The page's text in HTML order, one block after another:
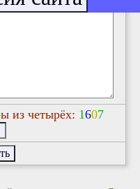
из четырёх: 1607